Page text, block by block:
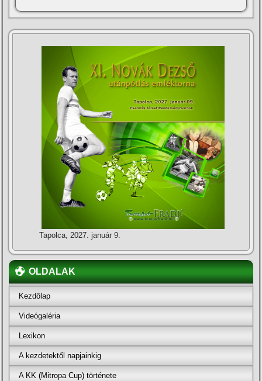
Tapolca, 2027. január 9.
OLDALAK
Kezdőlap
Videógaléria
Lexikon
A kezdetektől napjainkig
A KK (Mitropa Cup) története